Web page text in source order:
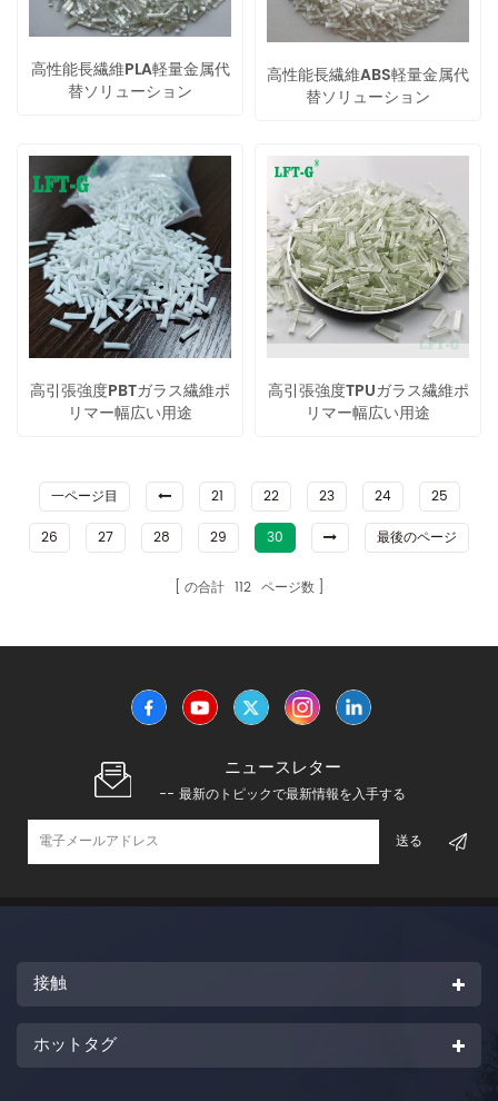
高性能長繊維PLA軽量金属代
替ソリューション
高性能長繊維ABS軽量金属代
替ソリューション
高引張強度PBTガラス繊維ポ
リマー幅広い用途
高引張強度TPUガラス繊維ポ
リマー幅広い用途
一ページ目 21 22 23 24
25
26
27 28 29 30 最後のページ
の合計 112 ページ数
ニュースレター
-- 最新のトピックで最新情報を入手する
接触
ホットタグ